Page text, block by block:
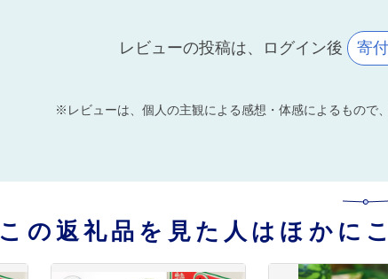
レビューの投稿は、ログイン後 寄
※レビューは、個人の主観による感想・体感によるもので
この返礼品を見た人はほかに